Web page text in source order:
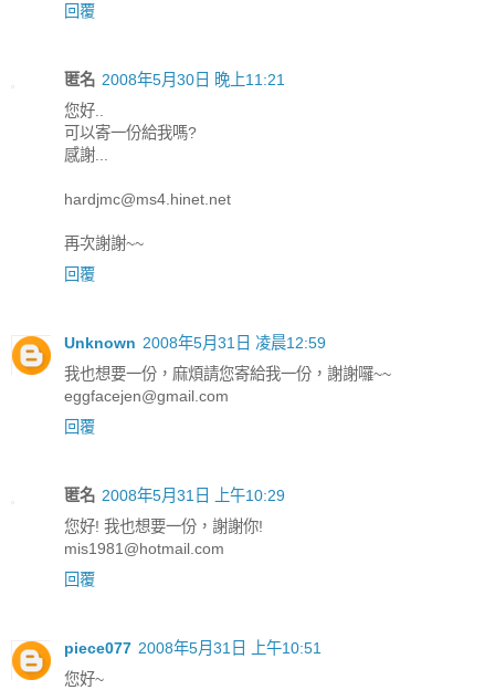
回覆
匿名 2008年5月30日 晚上11:21
您好..
可以寄一份給我嗎?
感謝...
hardjmc@ms4.hinet.net
再次謝謝~~
回覆
Unknown 2008年5月31日 凌晨12:59
我也想要一份，麻煩請您寄給我一份，謝謝囉~~
eggfacejen@gmail.com
回覆
匿名 2008年5月31日 上午10:29
您好! 我也想要一份，謝謝你!
mis1981@hotmail.com
回覆
piece077 2008年5月31日 上午10:51
您好~